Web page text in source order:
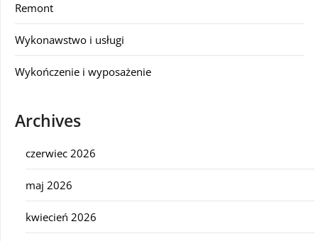
Remont
Wykonawstwo i usługi
Wykończenie i wyposażenie
Archives
czerwiec 2026
maj 2026
kwiecień 2026